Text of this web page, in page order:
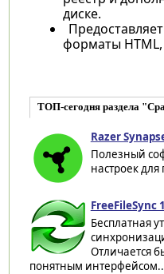
диске.
форматы HTML,
ТОП-сегодня раздела
Razer
Полезный
настроек
FreeFileSync
Бесплатная
Отличается
понятным